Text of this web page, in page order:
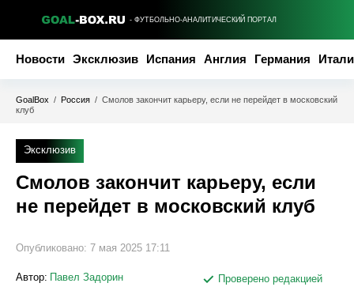
- ФУТБОЛЬНО-АНАЛИТИЧЕСКИЙ ПОРТАЛ
Новости Эксклюзив Испания Англия Германия
GoalBox / Россия / Смолов закончит карьеру, если не перейдет в московский
клуб
Эксклюзив
Смолов закончит карьеру, если
не перейдет в московский клуб
Опубликовано: 7 мая 2025 17:11
Автор: Павел Задорин Проверено редакцией